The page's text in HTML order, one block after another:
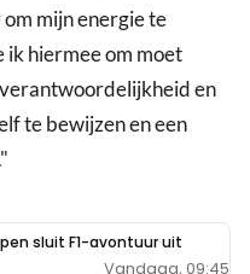
mijn energie te
ik hiermee om moet
en
te bewijzen en een
sluit F1-avontuur uit
Vandaag, 09:45